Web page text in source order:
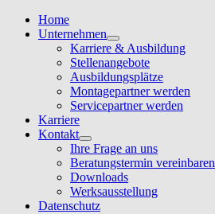
Home
Unternehmen
Karriere & Ausbildung
Stellenangebote
Ausbildungsplätze
Montagepartner werden
Servicepartner werden
Karriere
Kontakt
Ihre Frage an uns
Beratungstermin vereinbaren
Downloads
Werksausstellung
Datenschutz